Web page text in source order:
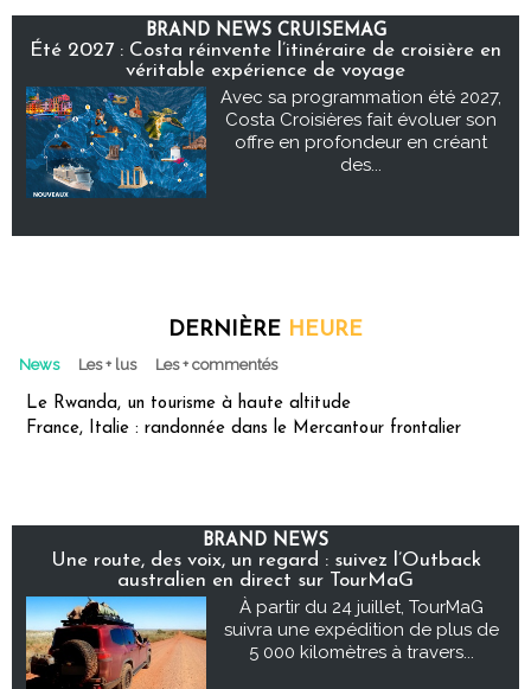
BRAND NEWS CRUISEMAG
Été 2027 : Costa réinvente l’itinéraire de croisière en
véritable expérience de voyage
Avec sa programmation été 2027,
Costa Croisières fait évoluer son
offre en profondeur en créant
des...
DERNIÈRE HEURE
News Les + lus Les + commentés
Le Rwanda, un tourisme à haute altitude
France, Italie : randonnée dans le Mercantour frontalier
BRAND NEWS
Une route, des voix, un regard : suivez l’Outback
australien en direct sur TourMaG
À partir du 24 juillet, TourMaG
suivra une expédition de plus de
5 000 kilomètres à travers...